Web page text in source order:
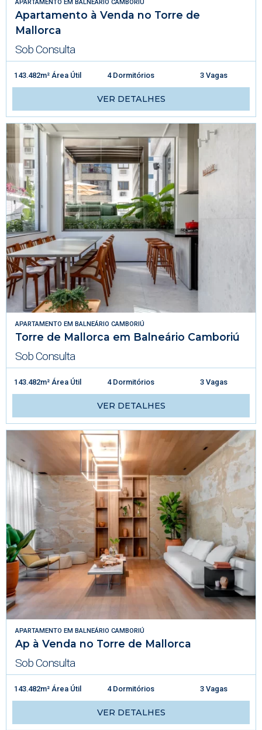
APARTAMENTO EM BALNEÁRIO CAMBORIÚ
Apartamento à Venda no Torre de
Mallorca
Sob Consulta
143.482m² Área Útil 4 Dormitórios 3 Vagas
VER DETALHES
APARTAMENTO EM BALNEÁRIO CAMBORIÚ
Torre de Mallorca em Balneário Camboriú
Sob Consulta
143.482m² Área Útil 4 Dormitórios 3 Vagas
VER DETALHES
APARTAMENTO EM BALNEÁRIO CAMBORIÚ
Ap à Venda no Torre de Mallorca
Sob Consulta
143.482m² Área Útil 4 Dormitórios 3 Vagas
VER DETALHES